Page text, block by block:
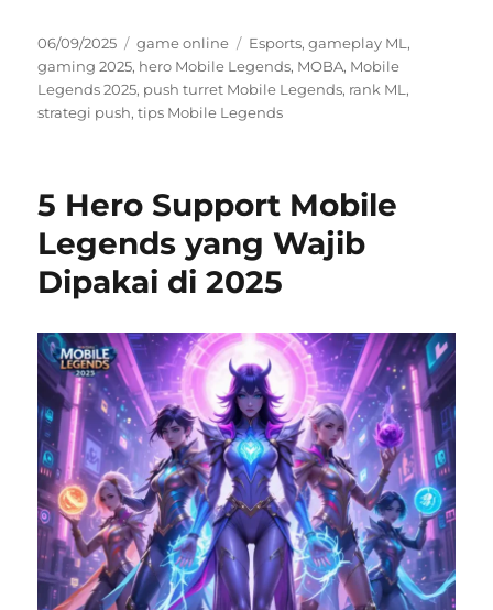
Posted
on
06/09/2025 Categories
game online Tags
Esports,gameplay ML ,
gaming 2025, hero Mobile Legends, MOBA, Mobile
Legends 2025, push turret Mobile Legends, rank ML ,
strategi push,tips Mobile Legends
5 Hero Support Mobile
Legends yang Wajib
Dipakai di 2025